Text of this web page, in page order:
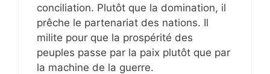
conciliation. Plutôt que la domination, il
prêche le partenariat des nations. Il
milite pour que la prospérité des
peuples passe par la paix plutôt que par
la machine de la guerre.